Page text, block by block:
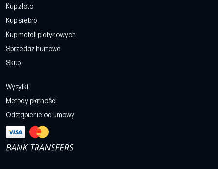
Kup złoto
Kup srebro
Kup metali platynowych
Sprzedaż hurtowa
Skup
Wysyłki
Metody płatności
Odstąpienie od umowy